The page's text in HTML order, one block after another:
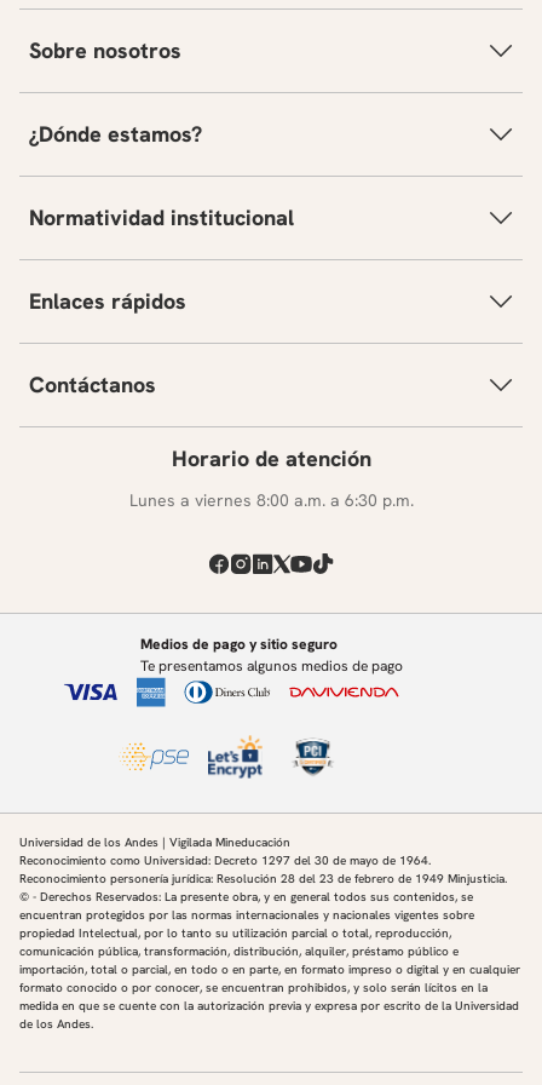
Sobre nosotros
¿Dónde estamos?
Normatividad institucional
Enlaces rápidos
Contáctanos
Horario de atención
Lunes a viernes 8:00 a.m. a 6:30 p.m.
Medios de pago y sitio seguro
Te presentamos algunos medios de pago
Universidad de los Andes | Vigilada Mineducación
Reconocimiento como Universidad: Decreto 1297 del 30 de mayo de 1964.
Reconocimiento personería jurídica: Resolución 28 del 23 de febrero de 1949 Minjusticia.
© - Derechos Reservados: La presente obra, y en general todos sus contenidos, se
encuentran protegidos por las normas internacionales y nacionales vigentes sobre
propiedad Intelectual, por lo tanto su utilización parcial o total, reproducción,
comunicación pública, transformación, distribución, alquiler, préstamo público e
importación, total o parcial, en todo o en parte, en formato impreso o digital y en cualquier
formato conocido o por conocer, se encuentran prohibidos, y solo serán lícitos en la
medida en que se cuente con la autorización previa y expresa por escrito de la Universidad
de los Andes.